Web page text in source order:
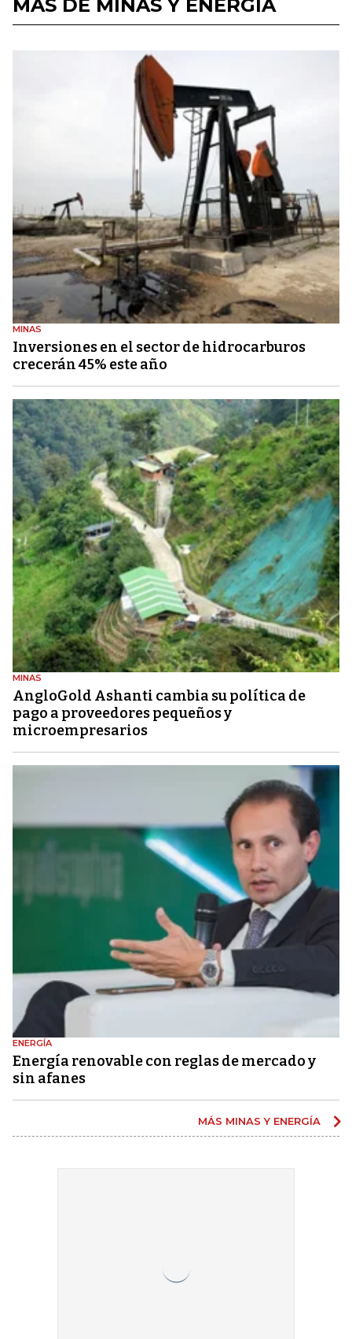
MÁS DE MINAS Y ENERGÍA
MINAS
Inversiones en el sector de hidrocarburos
crecerán 45% este año
MINAS
AngloGold Ashanti cambia su política de
pago a proveedores pequeños y
microempresarios
ENERGÍA
Energía renovable con reglas de mercado y
sin afanes
MÁS MINAS Y ENERGÍA